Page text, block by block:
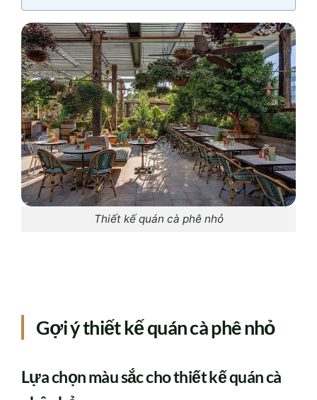
Thiết kế quán cà phê nhỏ
Gợi ý thiết kế quán cà phê nhỏ
Lựa chọn màu sắc cho thiết kế quán cà